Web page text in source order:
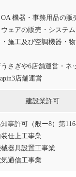
機器・事務用品の販
ェアの販売・システ
施工及び空調機器・
さぎや6店舗運営・ネ
店舗運営
建設業許可
事許可（般ー8）第
仕上工事業
置工事業
工事業